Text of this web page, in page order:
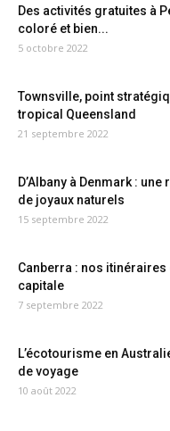
Des activités gratuites à
coloré et bien...
5 octobre 2022
Townsville, point
tropical Queensland
21 septembre 2022
D’Albany à Denmark :
de joyaux naturels
15 septembre 2022
Canberra : nos itinéraires
capitale
7 septembre 2022
L’écotourisme en
de voyage
10 août 2022